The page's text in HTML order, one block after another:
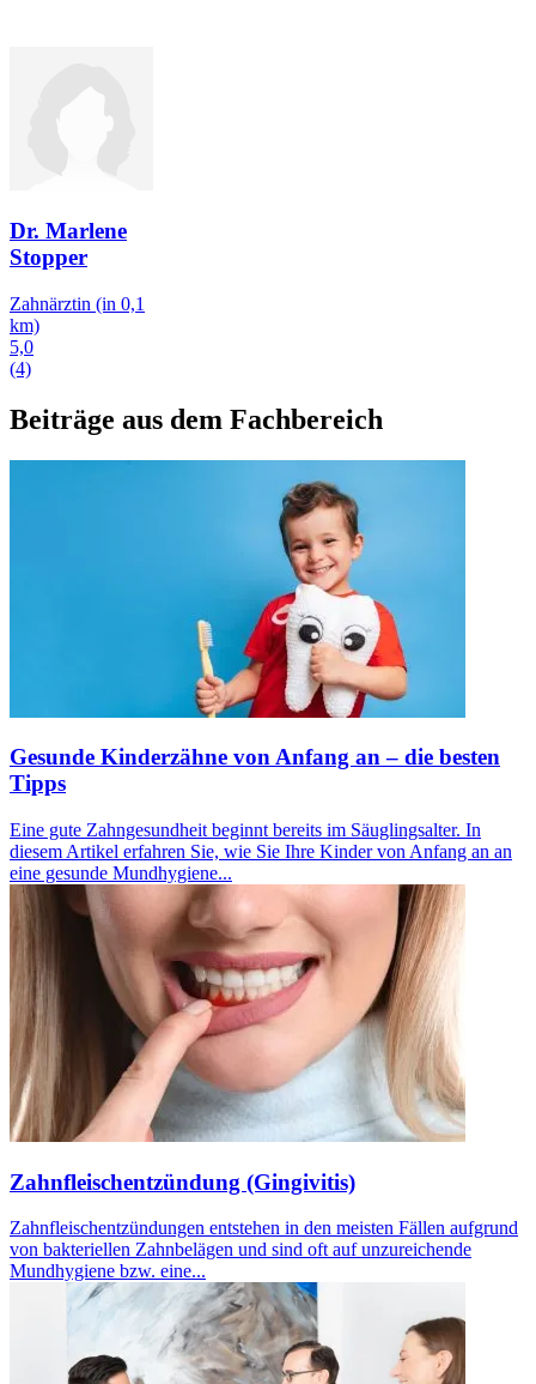
Dr. Marlene
Stopper
Zahnärztin (in 0,1
km)
5,0
(4)
Beiträge aus dem Fachbereich
Gesunde Kinderzähne von Anfang an – die besten
Tipps
Eine gute Zahngesundheit beginnt bereits im Säuglingsalter. In
diesem Artikel erfahren Sie, wie Sie Ihre Kinder von Anfang an an
eine gesunde Mundhygiene...
Zahnfleischentzündung (Gingivitis)
Zahnfleischentzündungen entstehen in den meisten Fällen aufgrund
von bakteriellen Zahnbelägen und sind oft auf unzureichende
Mundhygiene bzw. eine...